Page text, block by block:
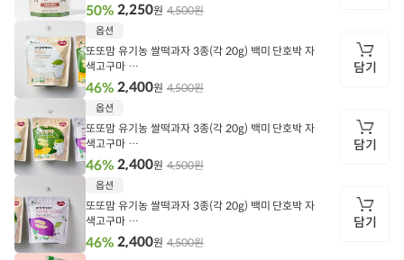
담
기
4,500원
50% 2,250원
담
옵션
또또맘 유기농 쌀떡과자 3종(각 20g) 백미 단호박 자
색고구마
유기농 쌀떡과자 백미(20g)
4,500원
46% 2,400원
담기
담
옵션
또또맘 유기농 쌀떡과자 3종(각 20g) 백미 단호박 자
색고구마
유기농 쌀떡과자 단호박(20g)
4,500원
46% 2,400원
담기
담
옵션
또또맘 유기농 쌀떡과자 3종(각 20g) 백미 단호박 자
색고구마
유기농 쌀떡과자 자색고구마(20g)
4,500원
46% 2,400원
담기